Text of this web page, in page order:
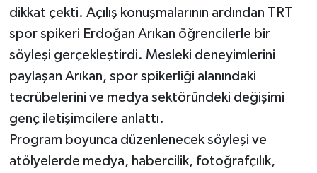
dikkat çekti. Açılış konuşmalarının ardından TRT
spor spikeri Erdoğan Arıkan öğrencilerle bir
söyleşi gerçekleştirdi. Mesleki deneyimlerini
paylaşan Arıkan, spor spikerliği alanındaki
tecrübelerini ve medya sektöründeki değişimi
genç iletişimcilere anlattı.
Program boyunca düzenlenecek söyleşi ve
atölyelerde medya, habercilik, fotoğrafçılık,